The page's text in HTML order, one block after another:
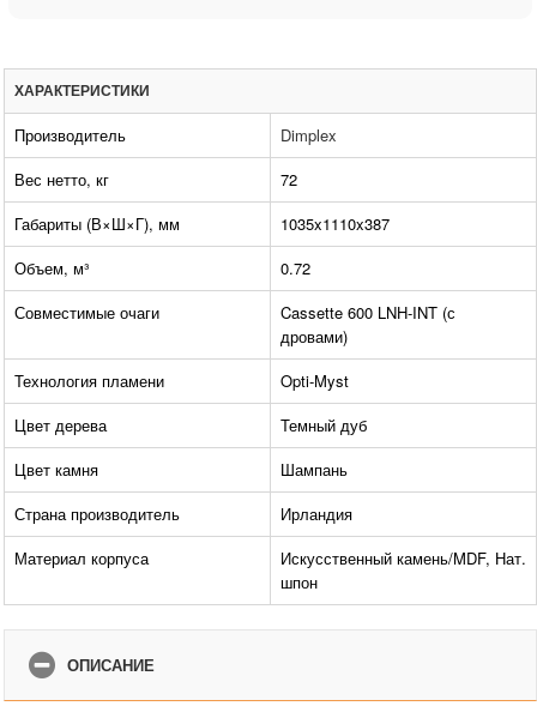
ХАРАКТЕРИСТИКИ
Производитель
Dimplex
Вес нетто, кг
72
Габариты (В×Ш×Г), мм
1035x1110x387
Объем, м³
0.72
Совместимые очаги
Cassette 600 LNH-INT (с
дровами)
Технология пламени
Opti-Myst
Цвет дерева
Темный дуб
Цвет камня
Шампань
Страна производитель
Ирландия
Материал корпуса
Искусственный камень/MDF, Нат.
шпон
ОПИСАНИЕ